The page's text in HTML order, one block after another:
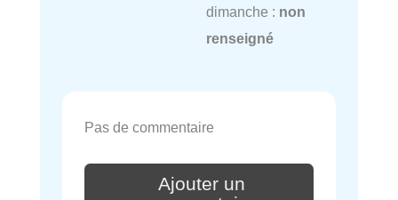
dimanche : non
renseigné
Pas de commentaire
Ajouter un